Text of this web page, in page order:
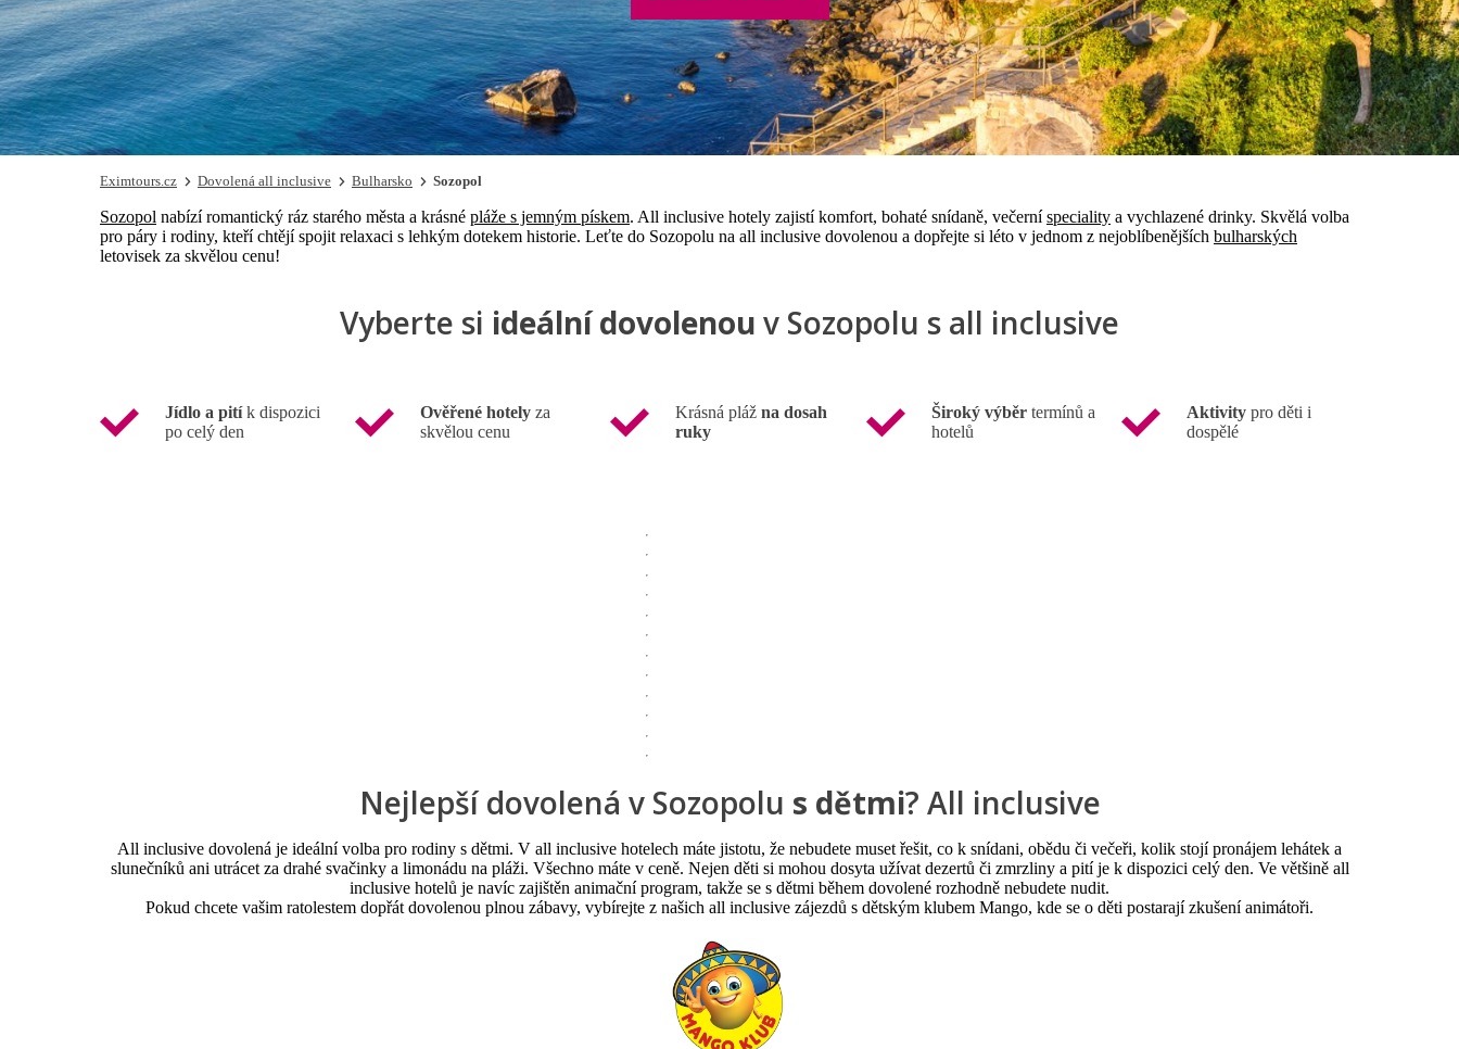
Eximtours.cz Dovolená all inclusive Bulharsko Sozopol
Sozopol nabízí romantický ráz starého města a krásné pláže s jemným pískem. All inclusive hotely zajistí komfort, bohaté snídaně, večerníspeciality a vychlazené drinky. Skvělá volba
pro páry i rodiny, kteří chtějí spojit relaxaci s lehkým dotekem historie. Leťte do Sozopolu na all inclusive dovolenou a dopřejte si léto v jednom z nejoblíbenějších bulharských
letovisek za skvělou cenu!
Vyberte si ideální dovolenou v Sozopolu s all inclusive
Jídlo a pitík dispozici
po celý den
Ověřené hotely za
skvělou cenu
Krásná plážna dosah
ruky
Široký výběrtermínů a
hotelů
Aktivity pro děti i
dospělé
Nejlepší dovolená v Sozopolu s dětmi? All inclusive
All inclusive dovolená je ideální volba pro rodiny s dětmi. V all inclusive hotelech máte jistotu, že nebudete muset řešit, co k snídani, obědu či večeři, kolik stojí pronájem lehátek a
slunečníků ani utrácet za drahé svačinky a limonádu na pláži. Všechno máte v ceně. Nejen děti si mohou dosyta užívat dezertů či zmrzliny a pití je k dispozici celý den. Ve většině all
inclusive hotelů je navíc zajištěn animační program, takže se s dětmi během dovolené rozhodně nebudete nudit.
Pokud chcete vašim ratolestem dopřát dovolenou plnou zábavy, vybírejte z našich all inclusive zájezdů s dětským klubem Mango, kde se o děti postarají zkušení animátoři.